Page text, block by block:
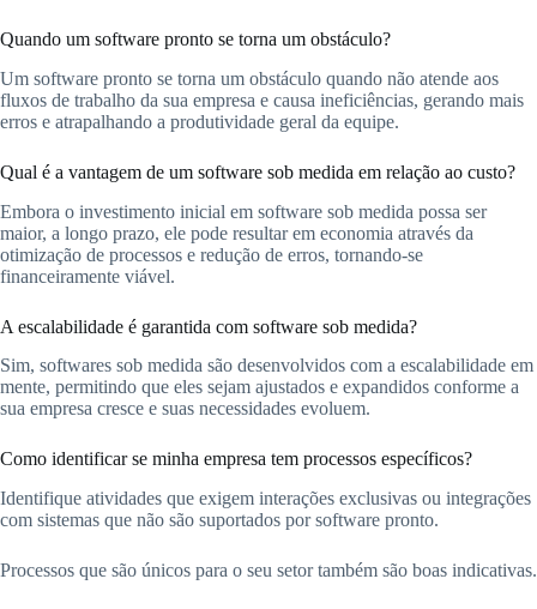
Quando um software pronto se torna um obstáculo?
Um software pronto se torna um obstáculo quando não atende aos
fluxos de trabalho da sua empresa e causa ineficiências, gerando mais
erros e atrapalhando a produtividade geral da equipe.
Qual é a vantagem de um software sob medida em relação ao custo?
Embora o investimento inicial em software sob medida possa ser
maior, a longo prazo, ele pode resultar em economia através da
otimização de processos e redução de erros, tornando-se
financeiramente viável.
A escalabilidade é garantida com software sob medida?
Sim, softwares sob medida são desenvolvidos com a escalabilidade em
mente, permitindo que eles sejam ajustados e expandidos conforme a
sua empresa cresce e suas necessidades evoluem.
Como identificar se minha empresa tem processos específicos?
Identifique atividades que exigem interações exclusivas ou integrações
com sistemas que não são suportados por software pronto.
Processos que são únicos para o seu setor também são boas indicativas.